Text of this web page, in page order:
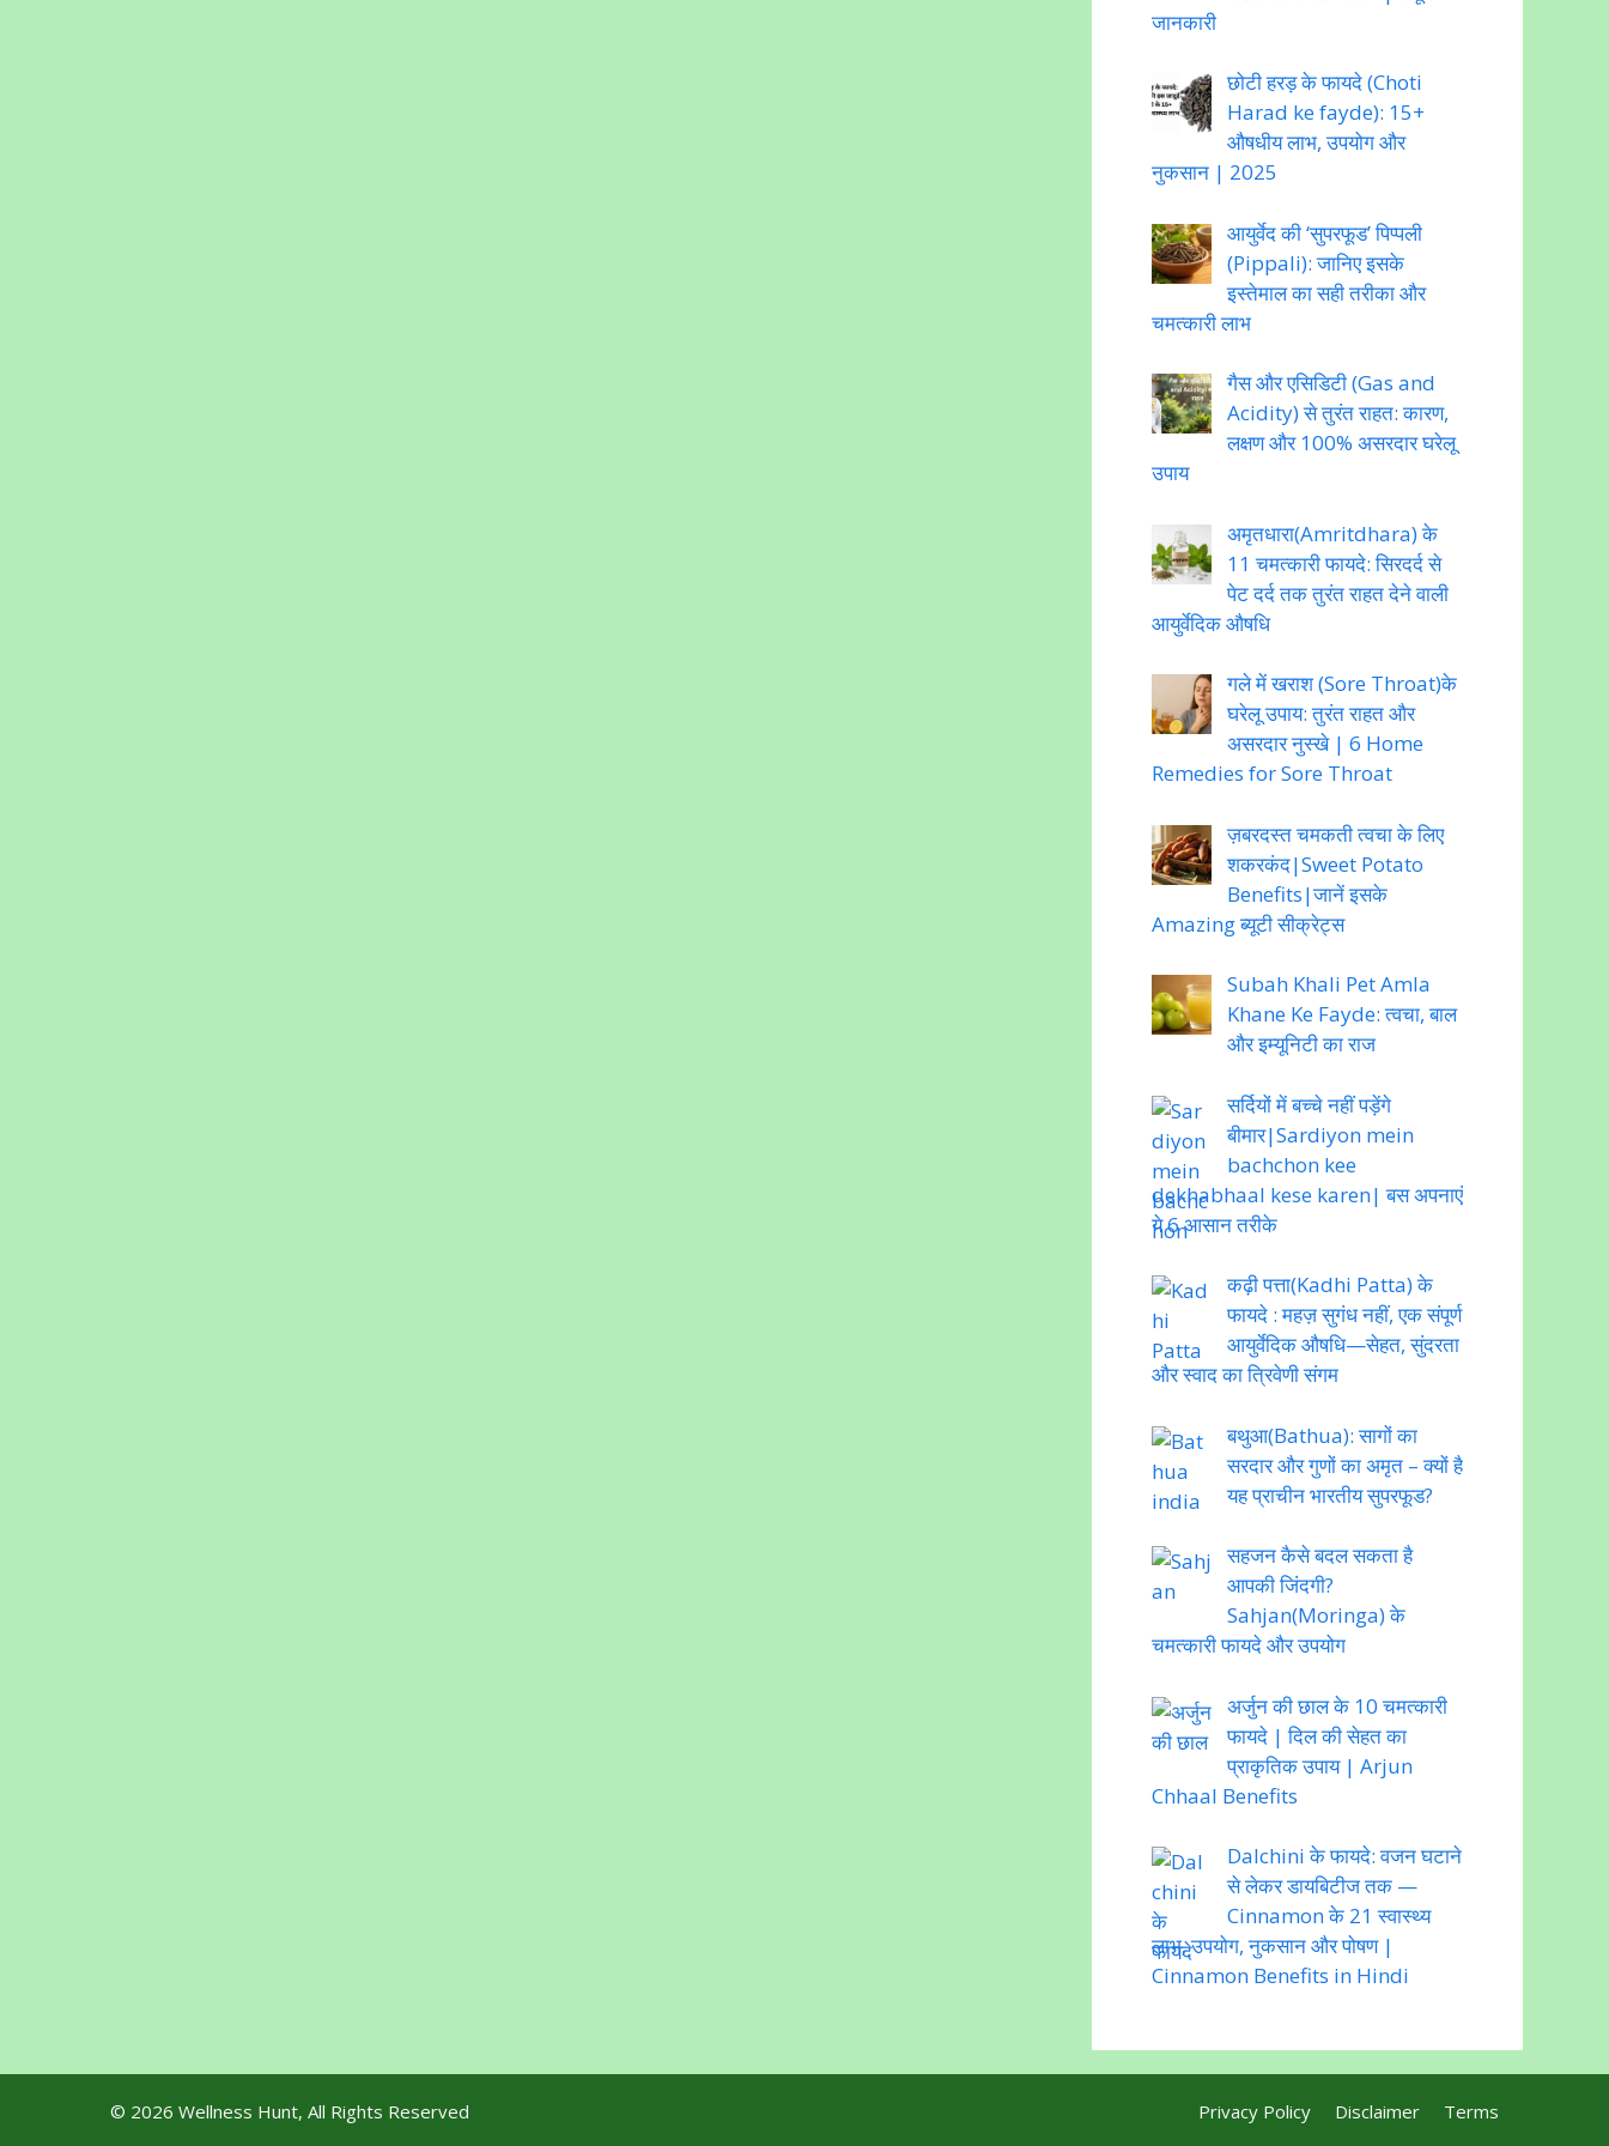
जानकारी
छोटी हरड़ के फायदे (Choti
Harad ke fayde): 15+
औषधीय लाभ, उपयोग और
नुकसान | 2025
आयुर्वेद की ‘सुपरफूड’ पिप्पली
(Pippali): जानिए इसके
इस्तेमाल का सही तरीका और
चमत्कारी लाभ
गैस और एसिडिटी (Gas and
Acidity) से तुरंत राहत: कारण,
लक्षण और 100% असरदार घरेलू
उपाय
अमृतधारा(Amritdhara) के
11 चमत्कारी फायदे: सिरदर्द से
पेट दर्द तक तुरंत राहत देने वाली
आयुर्वेदिक औषधि
गले में खराश (Sore Throat)के
घरेलू उपाय: तुरंत राहत और
असरदार नुस्खे | 6 Home
Remedies for Sore Throat
ज़बरदस्त चमकती त्वचा के लिए
शकरकंद|Sweet Potato
Benefits|जानें इसके
Amazing ब्यूटी सीक्रेट्स
Subah Khali Pet Amla
Khane Ke Fayde: त्वचा, बाल
और इम्यूनिटी का राज
सर्दियों में बच्चे नहीं पड़ेंगे
बीमार|Sardiyon mein
bachchon kee
dekhabhaal kese karen| बस अपनाएं
ये 6 आसान तरीके
कढ़ी पत्ता(Kadhi Patta) के
फायदे : महज़ सुगंध नहीं, एक संपूर्ण
आयुर्वेदिक औषधि—सेहत, सुंदरता
और स्वाद का त्रिवेणी संगम
बथुआ(Bathua): सागों का
सरदार और गुणों का अमृत – क्यों है
यह प्राचीन भारतीय सुपरफूड?
सहजन कैसे बदल सकता है
आपकी जिंदगी?
Sahjan(Moringa) के
चमत्कारी फायदे और उपयोग
अर्जुन की छाल के 10 चमत्कारी
फायदे | दिल की सेहत का
प्राकृतिक उपाय | Arjun
Chhaal Benefits
Dalchini के फायदे: वजन घटाने
से लेकर डायबिटीज तक —
Cinnamon के 21 स्वास्थ्य
लाभ, उपयोग, नुकसान और पोषण |
Cinnamon Benefits in Hindi
Privacy Policy Disclaimer Terms
© 2026 Wellness Hunt, All Rights Reserved